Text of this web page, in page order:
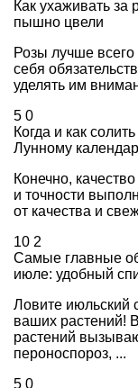
Как ухаживать за
пышно цвели
Розы лучше
себя
уделять им
5 0
Когда и как
Лунному
Конечно,
и точности
от качества и
10 2
Самые главные
июле: удобный
Ловите июльский
ваших растений!
растений
пероноспороз, ...
5 0